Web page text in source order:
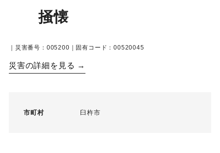
掻懐
｜災害番号：005200｜固有コード：00520045
災害の詳細を見る →
市町村 臼杵市